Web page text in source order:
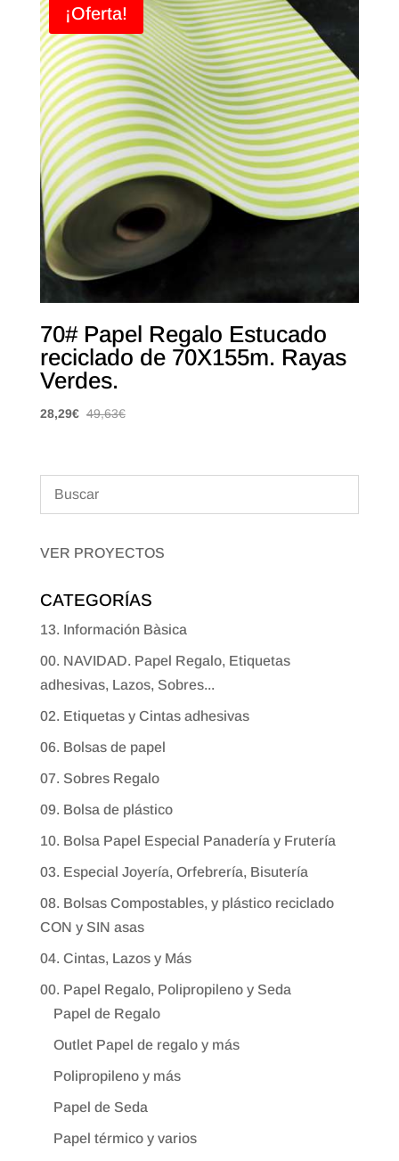
¡Oferta!
70# Papel Regalo Estucado
reciclado de 70X155m. Rayas
Verdes.
28,29€ 49,63€
VER PROYECTOS
CATEGORÍAS
13. Información Bàsica
00. NAVIDAD. Papel Regalo, Etiquetas
adhesivas, Lazos, Sobres...
02. Etiquetas y Cintas adhesivas
06. Bolsas de papel
07. Sobres Regalo
09. Bolsa de plástico
10. Bolsa Papel Especial Panadería y Frutería
03. Especial Joyería, Orfebrería, Bisutería
08. Bolsas Compostables, y plástico reciclado
CON y SIN asas
04. Cintas, Lazos y Más
00. Papel Regalo, Polipropileno y Seda
Papel de Regalo
Outlet Papel de regalo y más
Polipropileno y más
Papel de Seda
Papel térmico y varios